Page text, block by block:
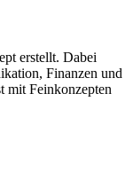
erstellt. Dabei
Finanzen und
mit Feinkonzepten